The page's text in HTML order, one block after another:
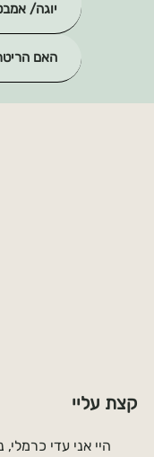
יוגה/
האם
קצת עליי
היי אני עדי